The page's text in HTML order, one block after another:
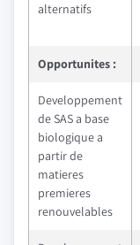
alternatifs
Opportunites :
Developpement
de SAS a base
biologique a
partir de
matieres
premieres
renouvelables